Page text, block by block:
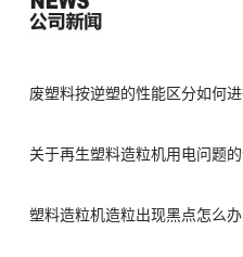
废塑料按逆塑的性能区分如何
关于再生塑料造粒机用电问题
塑料造粒机造粒出现黑点怎么办